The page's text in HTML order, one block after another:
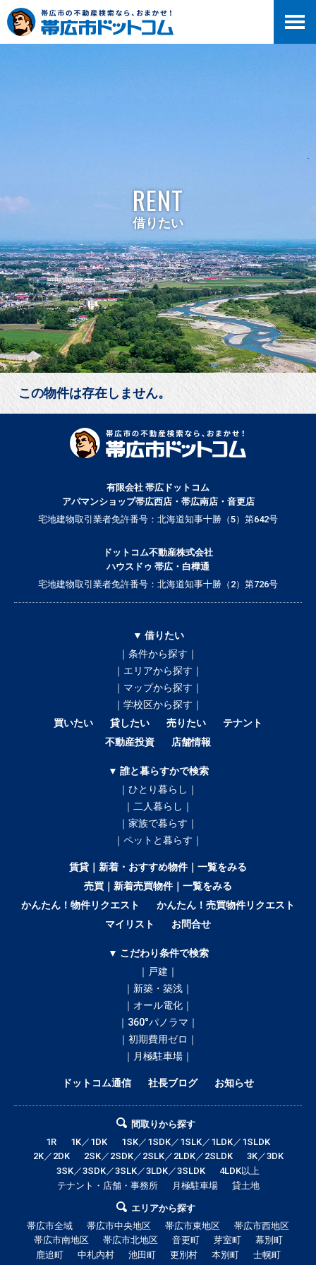
RENT
借りたい
この物件は存在しません。
有限会社 帯広ドットコム
アパマンショップ帯広西店・帯広南店・音更店
宅地建物取引業者免許番号：北海道知事十勝（5）第642号
ドットコム不動産株式会社
ハウスドゥ 帯広・白樺通
宅地建物取引業者免許番号：北海道知事十勝（2）第726号
▼ 借りたい
｜条件から探す｜
｜エリアから探す｜
｜マップから探す｜
｜学校区から探す｜
買いたい
貸したい 売りたい
テナント
不動産投資
店舗情報
▼ 誰と暮らすかで検索
｜ひとり暮らし｜
｜二人暮らし｜
｜家族で暮らす｜
｜ペットと暮らす｜
賃貸｜新着・おすすめ物件｜一覧をみる
売買｜新着売買物件｜一覧をみる
かんたん！物件リクエスト
かんたん！売買物件リクエスト
マイリスト
お問合せ
▼ こだわり条件で検索
｜戸建｜
｜新築・築浅｜
｜オール電化｜
｜360°パノラマ｜
｜初期費用ゼロ｜
｜月極駐車場｜
ドットコム通信 社長ブログ お知らせ
間取りから探す
1R
1K／1DK
1SK／1SDK／1SLK／1LDK／1SLDK
2K／2DK
2SK／2SDK／2SLK／2LDK／2SLDK
3K／3DK
3SK／3SDK／3SLK／3LDK／3SLDK
4LDK以上
テナント・店舗・事務所
月極駐車場 貸土地
エリアから探す
帯広市全域
帯広市中央地区 帯広市東地区
帯広市西地区
帯広市南地区
帯広市北地区 音更町 芽室町
幕別町
鹿追町
中札内村 池田町 更別村 本別町
士幌町